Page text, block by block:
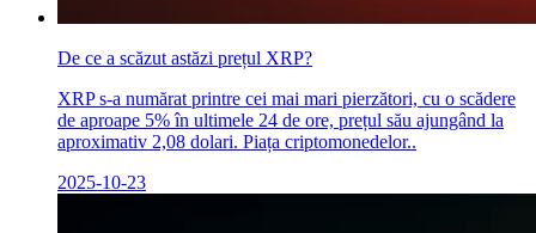
De ce a scăzut astăzi prețul XRP?
XRP s-a numărat printre cei mai mari pierzători, cu o scădere
de aproape 5% în ultimele 24 de ore, prețul său ajungând la
aproximativ 2,08 dolari. Piața criptomonedelor..
2025-10-23